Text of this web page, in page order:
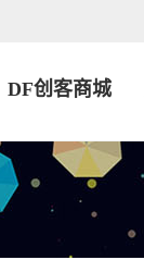
DF创客商城